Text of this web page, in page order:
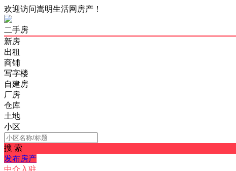
欢迎访问嵩明生活网房产！
二手房
新房
出租
商铺
写字楼
自建房
厂房
仓库
土地
小区
搜 索
发布房产
中介入驻